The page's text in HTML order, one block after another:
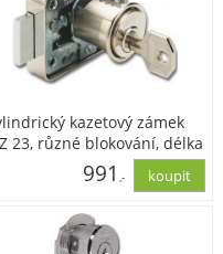
kazetový zámek
23, různé blokování, délka
mm, vložka ponikl.
991 ,-
818,70